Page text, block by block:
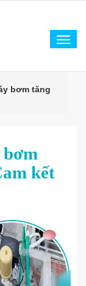
bơm tăng
kết